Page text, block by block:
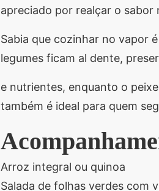
apreciado por realçar o sabor
Sabia que cozinhar no vapor
legumes ficam al dente,
e nutrientes, enquanto o
também é ideal para quem
Arroz integral ou quinoa
Salada de folhas verdes com